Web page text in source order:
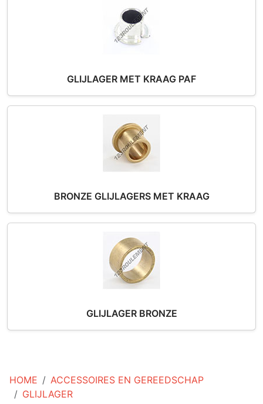
HOME
ACCESSOIRES EN GEREEDSCHAP
GLIJLAGER
GLIJLAGER MET KRAAG PAF
BRONZE GLIJLAGERS MET KRAAG
GLIJLAGER BRONZE